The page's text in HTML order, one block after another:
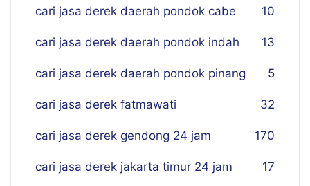
cari jasa derek daerah pondok cabe 10
cari jasa derek daerah pondok indah 13
cari jasa derek daerah pondok pinang 5
cari jasa derek fatmawati 32
cari jasa derek gendong 24 jam 170
cari jasa derek jakarta timur 24 jam 17